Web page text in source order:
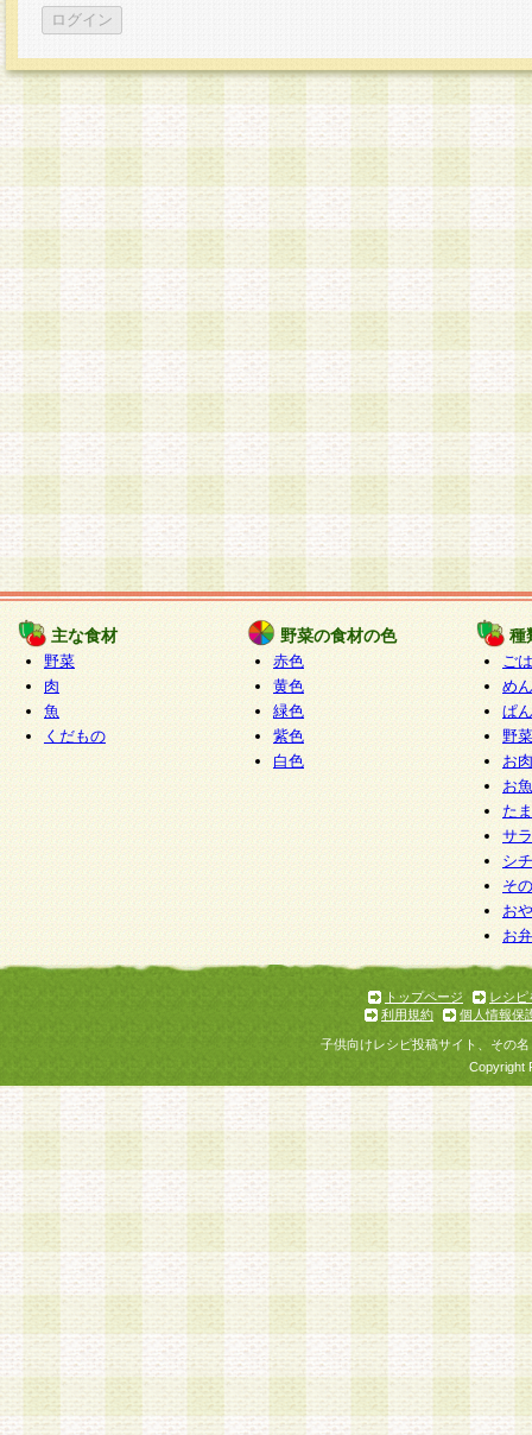
主な食材
野菜
肉
魚
くだもの
野菜の食材の色
赤色
黄色
緑色
紫色
白色
種
ご
めん
ぱん
野
お
お
た
サ
シ
そ
お
お
トップページ
レシピ
利用規約
個人情報保
子供向けレシピ投稿サイト、その
Copyright